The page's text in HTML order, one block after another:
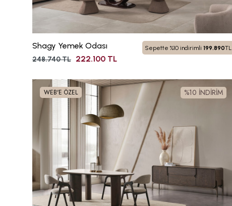
Shagy Yemek Odası
248.740 TL 222.100 TL
Sepette %10 indirimli 199.890TL
%10 İNDİRİM
WEB'E ÖZEL